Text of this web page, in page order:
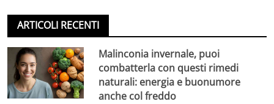
ARTICOLI RECENTI
Malinconia invernale, puoi
combatterla con questi rimedi
naturali: energia e buonumore
anche col freddo